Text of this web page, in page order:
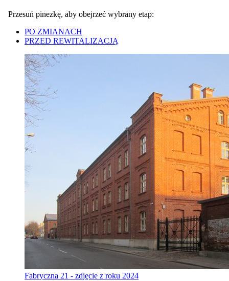
Przesuń pinezkę, aby obejrzeć wybrany etap:
PO ZMIANACH
PRZED REWITALIZACJĄ
Fabryczna 21 - zdjęcie z roku 2024